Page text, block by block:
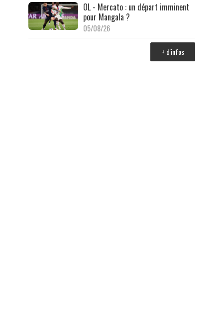
OL - Mercato : un départ imminent
pour Mangala ?
05/08/26
+ d'infos